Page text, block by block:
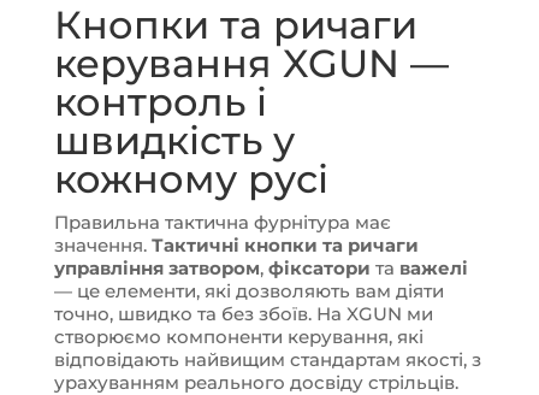
Кнопки та ричаги
керування XGUN —
контроль і
швидкість у
кожному русі
Правильна тактична фурнітура має
значення. Тактичні кнопки та ричаги
управління затвором, фіксатори та важелі
— це елементи, які дозволяють вам діяти
точно, швидко та без збоїв. На XGUN ми
створюємо компоненти керування, які
відповідають найвищим стандартам якості, з
урахуванням реального досвіду стрільців.